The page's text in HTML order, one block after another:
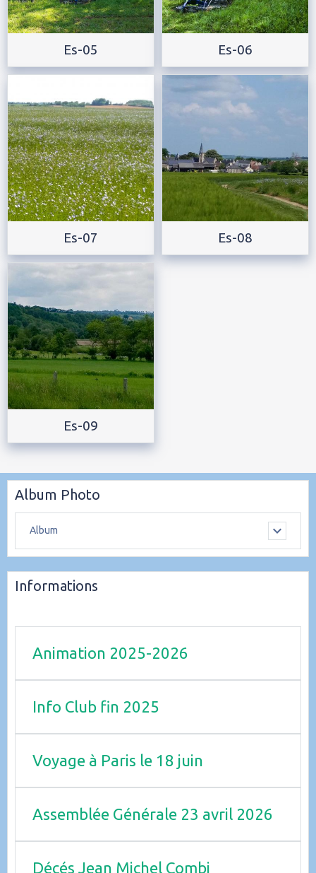
Es-05 Es-06
Es-07 Es-08
Es-09
Album Photo
Album
Informations
Animation 2025-2026
Info Club fin 2025
Voyage à Paris le 18 juin
Assemblée Générale 23 avril 2026
Décés Jean Michel Combi